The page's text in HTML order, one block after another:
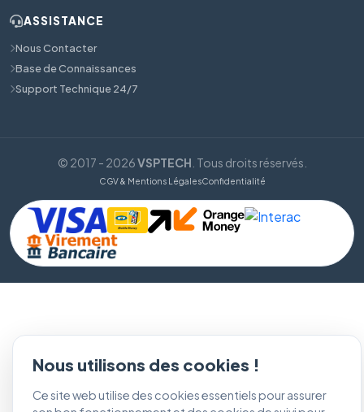
ASSISTANCE
Nous Contacter
Base de Connaissances
Support Technique 24/7
© 2017 - 2026VSPTECH . Tous droits réservés.
CGV & Mentions LégalesConfidentialité
Nous utilisons des cookies !
Ce site web utilise des cookies essentiels pour assurer